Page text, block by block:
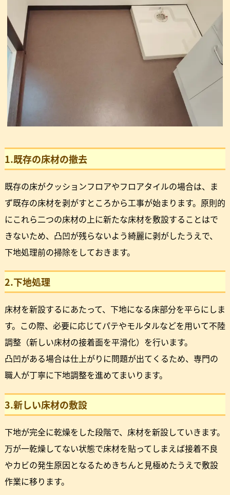
1.既存の床材の撤去
既存の床がクッションフロアやフロアタイルの場合は、ま
ず既存の床材を剥がすところから工事が始まります。原則的
にこれら二つの床材の上に新たな床材を敷設することはで
きないため、凸凹が残らないよう綺麗に剥がしたうえで、
下地処理前の掃除をしておきます。
2.下地処理
床材を新設するにあたって、下地になる床部分を平らにしま
す。この際、必要に応じてパテやモルタルなどを用いて不陸
調整（新しい床材の接着面を平滑化）を行います。
凸凹がある場合は仕上がりに問題が出てくるため、専門の
職人が丁寧に下地調整を進めてまいります。
3.新しい床材の敷設
下地が完全に乾燥をした段階で、床材を新設していきます。
万が一乾燥してない状態で床材を貼ってしまえば接着不良
やカビの発生原因となるためきちんと見極めたうえで敷設
作業に移ります。